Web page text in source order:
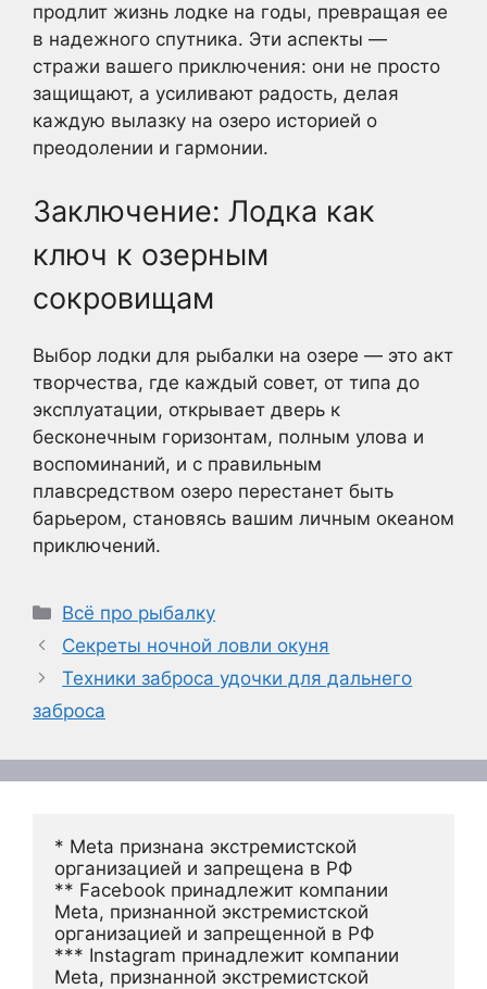
продлит жизнь лодке на годы, превращая ее
в надежного спутника. Эти аспекты —
стражи вашего приключения: они не просто
защищают, а усиливают радость, делая
каждую вылазку на озеро историей о
преодолении и гармонии.
Заключение: Лодка как
ключ к озерным
сокровищам
Выбор лодки для рыбалки на озере — это акт
творчества, где каждый совет, от типа до
эксплуатации, открывает дверь к
бесконечным горизонтам, полным улова и
воспоминаний, и с правильным
плавсредством озеро перестанет быть
барьером, становясь вашим личным океаном
приключений.
Рубрики
Всё про рыбалку
Секреты ночной ловли окуня
Техники заброса удочки для дальнего
заброса
* Meta признана экстремистской
организацией и запрещена в РФ
** Facebook принадлежит компании
Meta, признанной экстремистской
организацией и запрещенной в РФ
*** Instagram принадлежит компании
Meta, признанной экстремистской